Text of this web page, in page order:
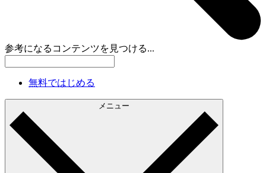
参考になるコンテンツを見つける...
無料ではじめる
メニュー